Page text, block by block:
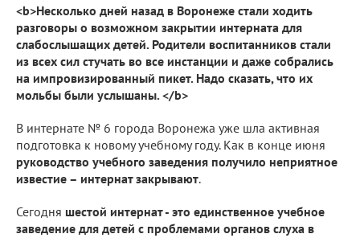
<b>Несколько дней назад в Воронеже стали ходить
разговоры о возможном закрытии интерната для
слабослышащих детей. Родители воспитанников стали
из всех сил стучать во все инстанции и даже собрались
на импровизированный пикет. Надо сказать, что их
мольбы были услышаны. </b>
В интернате № 6 города Воронежа уже шла активная
подготовка к новому учебному году. Как в конце июня
руководство учебного заведения получило неприятное
известие – интернат закрывают.
Сегодня шестой интернат - это единственное учебное
заведение для детей с проблемами органов слуха в